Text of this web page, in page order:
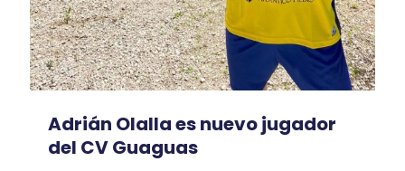
Adrián Olalla es nuevo jugador
del CV Guaguas